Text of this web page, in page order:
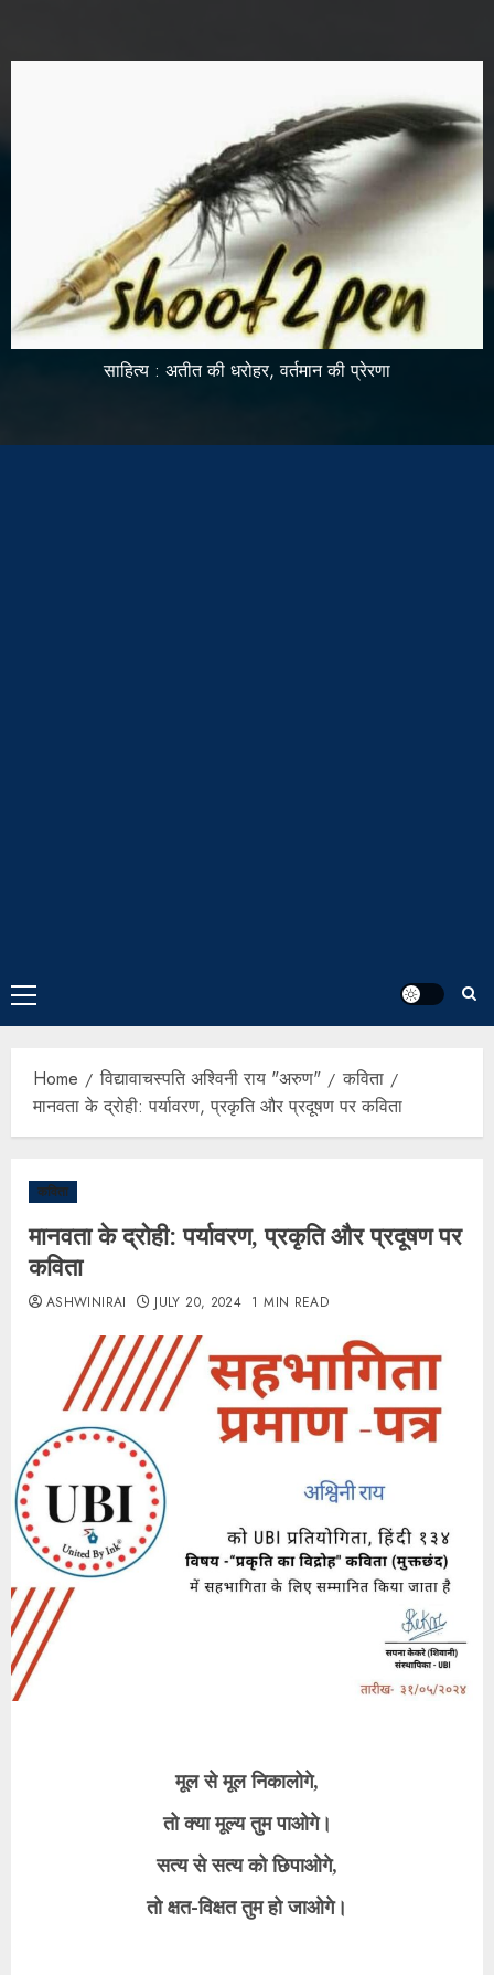
साहित्य : अतीत की धरोहर, वर्तमान की प्रेरणा
Home विद्यावाचस्पति अश्विनी राय "अरुण"
कविता
मानवता के द्रोही: पर्यावरण, प्रकृति और प्रदूषण पर कविता
कविता
मानवता के द्रोही: पर्यावरण, प्रकृति और प्रदूषण पर
कविता
ASHWINIRAI JULY 20, 2024 1 MIN READ
मूल से मूल निकालोगे,
तो क्या मूल्य तुम पाओगे।
सत्य से सत्य को छिपाओगे,
तो क्षत-विक्षत तुम हो जाओगे।